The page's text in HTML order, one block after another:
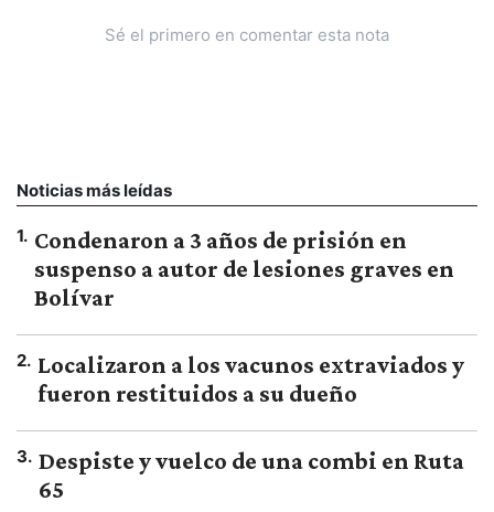
Sé el primero en comentar esta nota
Noticias más leídas
1. Condenaron a 3 años de prisión en
suspenso a autor de lesiones graves en
Bolívar
2. Localizaron a los vacunos extraviados y
fueron restituidos a su dueño
3. Despiste y vuelco de una combi en Ruta
65